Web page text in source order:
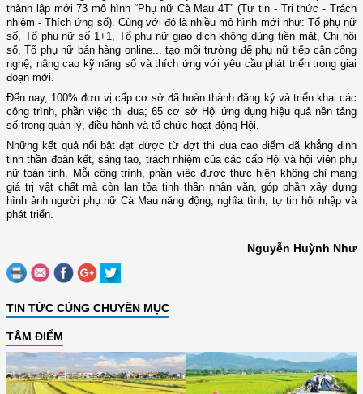
thành lập mới 73 mô hình “Phụ nữ Cà Mau 4T” (Tự tin - Tri thức - Trách
nhiệm - Thích ứng số). Cùng với đó là nhiều mô hình mới như: Tổ phụ nữ
số, Tổ phụ nữ số 1+1, Tổ phụ nữ giao dịch không dùng tiền mặt, Chi hội
số, Tổ phụ nữ bán hàng online... tạo môi trường để phụ nữ tiếp cận công
nghệ, nâng cao kỹ năng số và thích ứng với yêu cầu phát triển trong giai
đoạn mới.
Đến nay, 100% đơn vị cấp cơ sở đã hoàn thành đăng ký và triển khai các
công trình, phần việc thi đua; 65 cơ sở Hội ứng dụng hiệu quả nền tảng
số trong quản lý, điều hành và tổ chức hoạt động Hội.
Những kết quả nổi bật đạt được từ đợt thi đua cao điểm đã khẳng định
tinh thần đoàn kết, sáng tạo, trách nhiệm của các cấp Hội và hội viên phụ
nữ toàn tỉnh. Mỗi công trình, phần việc được thực hiện không chỉ mang
giá trị vật chất mà còn lan tỏa tinh thần nhân văn, góp phần xây dựng
hình ảnh người phụ nữ Cà Mau năng động, nghĩa tình, tự tin hội nhập và
phát triển.
Nguyễn Huỳnh Như
TIN TỨC CÙNG CHUYÊN MỤC
TÂM ĐIỂM